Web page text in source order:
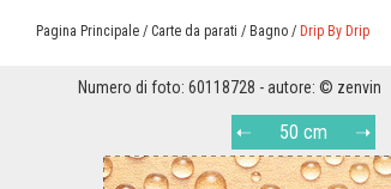
Pagina Principale / Carte da parati / Bagno / Drip By Drip
Numero di foto: 60118728 - autore: © zenvin
50 cm